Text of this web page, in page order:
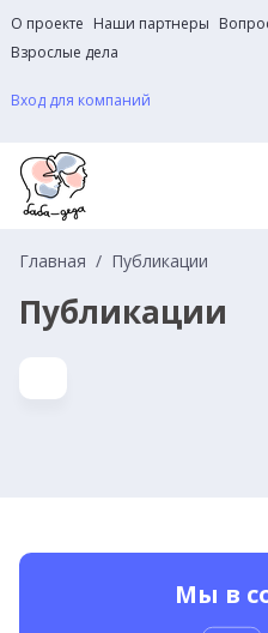
О проекте Наши партнеры
Взрослые дела
Вход для компаний
Главная Публикации
Публикации
Мы в